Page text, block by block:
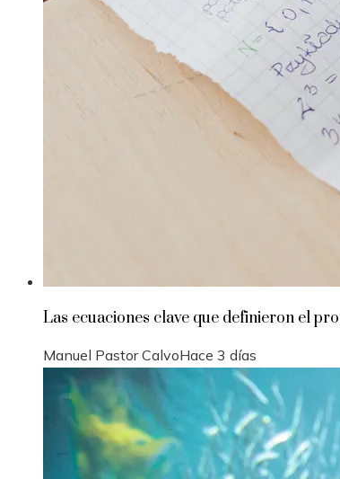
Las ecuaciones clave que definieron el
Manuel Pastor CalvoHace 3 días